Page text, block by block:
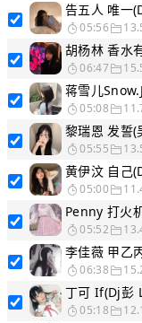
告五人 唯一
05:56
胡杨林 香水
06:47
蒋雪儿
05:08
黎瑞恩 发誓
05:55
黄伊汶 自己
05:00
Penny 打火
05:52
李佳薇 甲乙
06:38
丁可 If(Dj彭
05:18